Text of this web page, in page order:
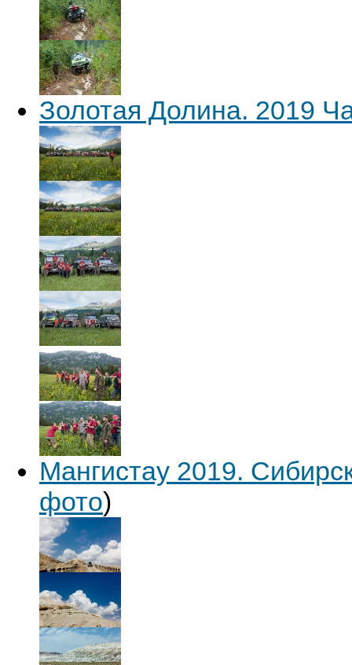
Золотая Долина. 2019
Мангистау 2019.
фото)